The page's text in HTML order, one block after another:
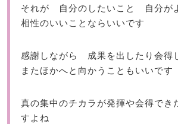
それが 自分のしたいこと 自分が
相性のいいことならいいです
感謝しながら 成果を出したり会得
またほかへと向かうこともいいです
真の集中のチカラが発揮や会得でき
すよね